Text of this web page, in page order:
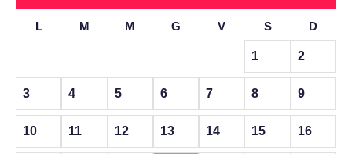
L M M G V S D
1 2
3 4 5 6 7 8 9
10 11 12 13 14 15 16